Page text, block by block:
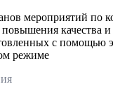
мероприятий по
качества
с помощью
режиме